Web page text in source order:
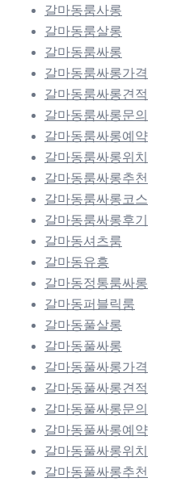
갈마동룸사롱
갈마동룸살롱
갈마동룸싸롱
갈마동룸싸롱가격
갈마동룸싸롱견적
갈마동룸싸롱문의
갈마동룸싸롱예약
갈마동룸싸롱위치
갈마동룸싸롱추천
갈마동룸싸롱코스
갈마동룸싸롱후기
갈마동셔츠룸
갈마동유흥
갈마동정통룸싸롱
갈마동퍼블릭룸
갈마동풀살롱
갈마동풀싸롱
갈마동풀싸롱가격
갈마동풀싸롱견적
갈마동풀싸롱문의
갈마동풀싸롱예약
갈마동풀싸롱위치
갈마동풀싸롱추천